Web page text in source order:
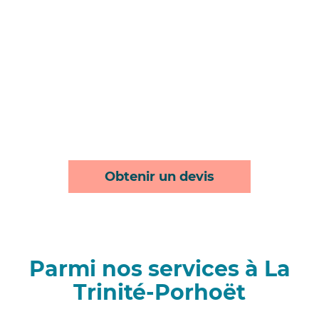
Obtenir un devis
Parmi nos services à La
Trinité-Porhoët